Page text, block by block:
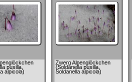
pusilla,
alpicola)
Zwerg Alpenglöckchen
(Soldanella pusilla,
Soldanella alpicola)